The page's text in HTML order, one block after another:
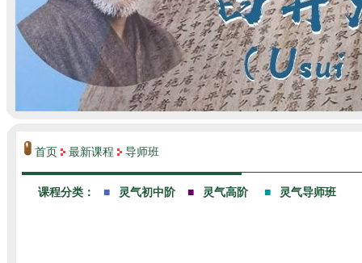
首页 最新课程 导师班